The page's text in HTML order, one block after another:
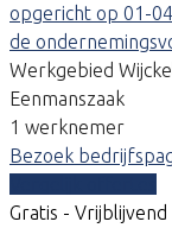
opgericht op 01-
de
Werkgebied
Eenmanszaak
1 werknemer
Bezoek
Gratis - Vrijblijvend